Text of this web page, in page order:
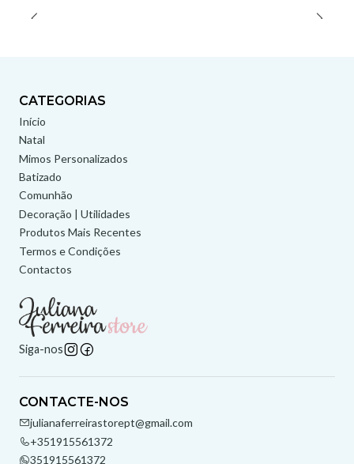
CATEGORIAS
Início
Natal
Mimos Personalizados
Batizado
Comunhão
Decoração | Utilidades
Produtos Mais Recentes
Termos e Condições
Contactos
Siga-nos
CONTACTE-NOS
julianaferreirastorept@gmail.com
+351915561372
351915561372